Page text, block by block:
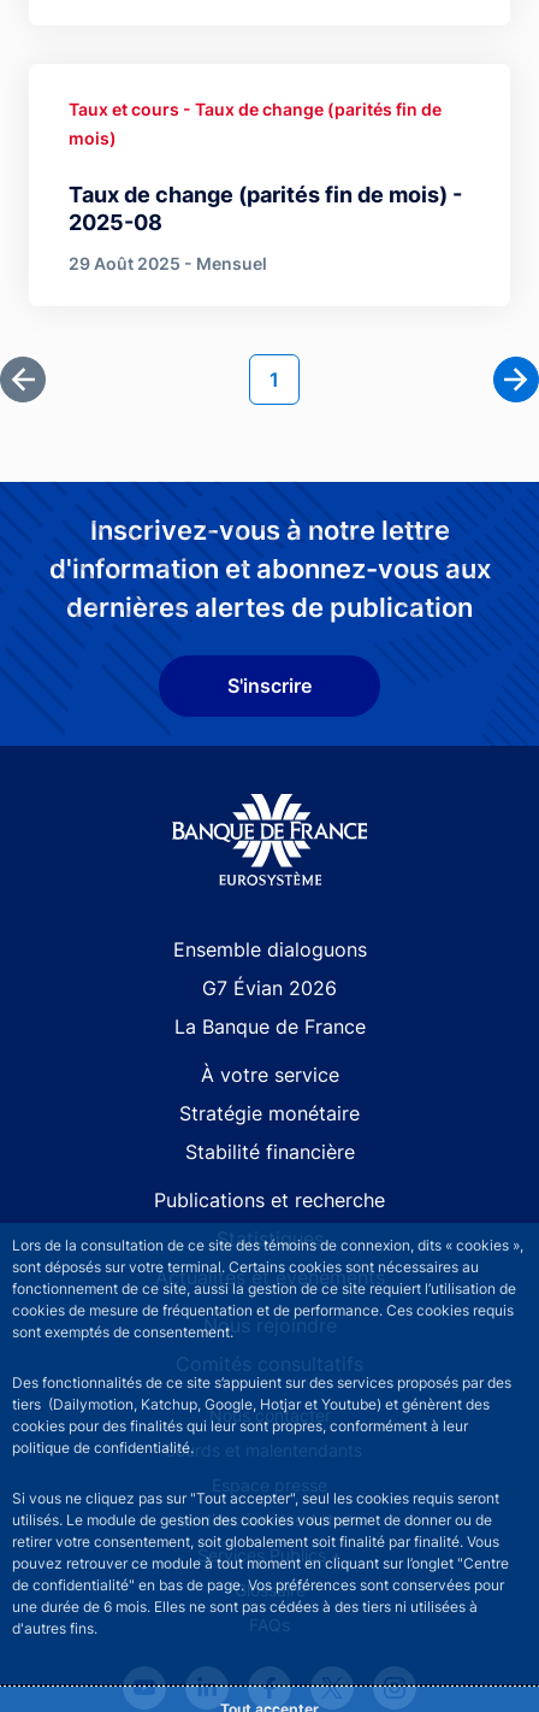
Lors de la consultation de ce site des témoins de connexion, dits « cookies »,
sont déposés sur votre terminal. Certains cookies sont nécessaires au
fonctionnement de ce site, aussi la gestion de ce site requiert l’utilisation de
cookies de mesure de fréquentation et de performance. Ces cookies requis
sont exemptés de consentement.
Des fonctionnalités de ce site s’appuient sur des services proposés par des
tiers (Dailymotion, Katchup, Google, Hotjar et Youtube) et génèrent des
cookies pour des finalités qui leur sont propres, conformément à leur
politique de confidentialité.
Si vous ne cliquez pas sur "Tout accepter", seul les cookies requis seront
utilisés. Le module de gestion des cookies vous permet de donner ou de
retirer votre consentement, soit globalement soit finalité par finalité. Vous
pouvez retrouver ce module à tout moment en cliquant sur l’onglet "Centre
de confidentialité" en bas de page. Vos préférences sont conservées pour
une durée de 6 mois. Elles ne sont pas cédées à des tiers ni utilisées à
d'autres fins.
Taux de change (parités fin de mois) -
2025-08
Taux et cours - Taux de change (parités fin de
mois)
29 Août 2025 - Mensuel
Première page
Page courante
1
Inscrivez-vous à notre lettre
d'information et abonnez-vous aux
dernières alertes de publication
S'inscrire
Ensemble dialoguons
G7 Évian 2026
La Banque de France
À votre service
Stratégie monétaire
Stabilité financière
Publications et recherche
Statistiques
Actualités et événements
Nous rejoindre
Comités consultatifs
Footer secondary menuNous contacter
Sourds et malentendants
Espace presse
La direction des Achats
Services Publics +
Glossaire
FAQs